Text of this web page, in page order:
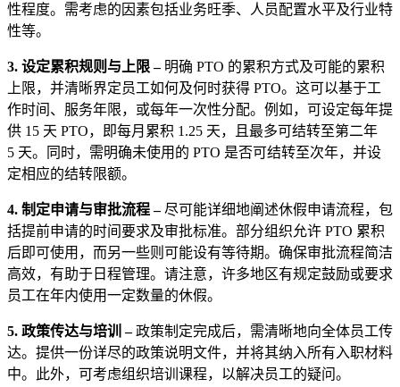
性程度。需考虑的因素包括业务旺季、人员配置水平及行业特
性等。
3. 设定累积规则与上限 –明确 PTO 的累积方式及可能的累积
上限，并清晰界定员工如何及何时获得 PTO。这可以基于工
作时间、服务年限，或每年一次性分配。例如，可设定每年提
供 15 天 PTO，即每月累积 1.25 天，且最多可结转至第二年
5 天。同时，需明确未使用的 PTO 是否可结转至次年，并设
定相应的结转限额。
4. 制定申请与审批流程 –尽可能详细地阐述休假申请流程，包
括提前申请的时间要求及审批标准。部分组织允许 PTO 累积
后即可使用，而另一些则可能设有等待期。确保审批流程简洁
高效，有助于日程管理。请注意，许多地区有规定鼓励或要求
员工在年内使用一定数量的休假。
5. 政策传达与培训 –政策制定完成后，需清晰地向全体员工传
达。提供一份详尽的政策说明文件，并将其纳入所有入职材料
中。此外，可考虑组织培训课程，以解决员工的疑问。